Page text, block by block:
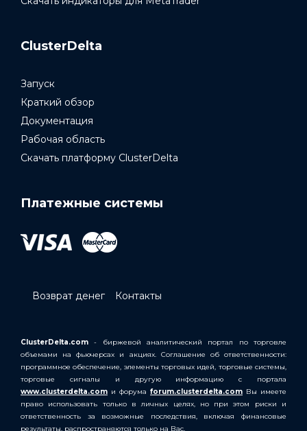
ClusterDelta
Запуск
Краткий обзор
Документация
Рабочая область
Скачать платформу ClusterDelta
Платежные системы
Возврат денег Контакты
ClusterDelta.com - биржевой аналитический портал по торговле
объемами на фьючерсах и акциях. Соглашение об ответственности:
программное обеспечение, элементы торговых идей, торговые системы,
торговые сигналы и другую информацию с портала
www.clusterdelta.com и форума forum.clusterdelta.com Вы имеете
право использовать только в личных целях, но при этом риски и
ответственность за возможные последствия, включая финансовые
результаты, распространяются только на Вас.